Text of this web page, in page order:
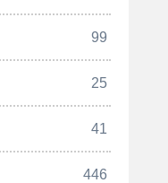
99
25
41
446